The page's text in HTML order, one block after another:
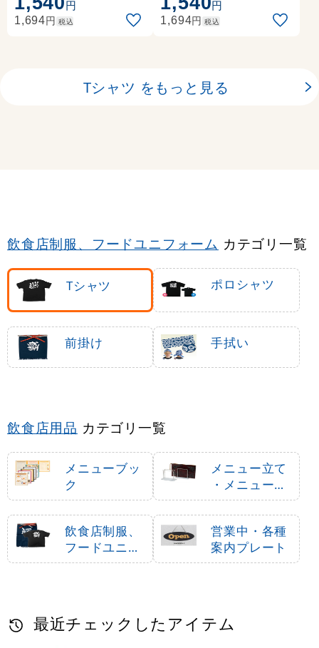
円
1,694円 税込
円
1,694円 税込
Tシャツ をもっと見る
飲食店制服、フードユニフォーム カテゴリ一覧
Tシャツ ポロシャツ
前掛け 手拭い
飲食店用品 カテゴリ一覧
メニューブッ
ク
メニュー立て
・メニュース
タンド
飲食店制服、
フードユニフ
ォーム
営業中・各種
案内プレート
最近チェックしたアイテム